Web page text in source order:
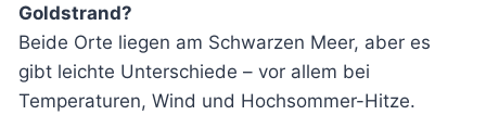
Goldstrand?
Beide Orte liegen am Schwarzen Meer, aber es
gibt leichte Unterschiede – vor allem bei
Temperaturen, Wind und Hochsommer-Hitze.